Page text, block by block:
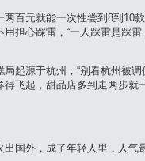
两百元就能一次性尝到8到10
担心踩雷，“一人踩雷是踩
局起源于杭州，“别看杭州被
得飞起，甜品店多到走两步就
国外，成了年轻人里，人气